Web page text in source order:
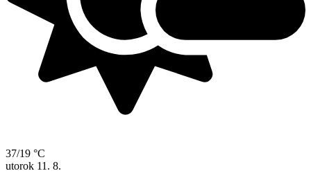
37/19 °C
utorok 11. 8.